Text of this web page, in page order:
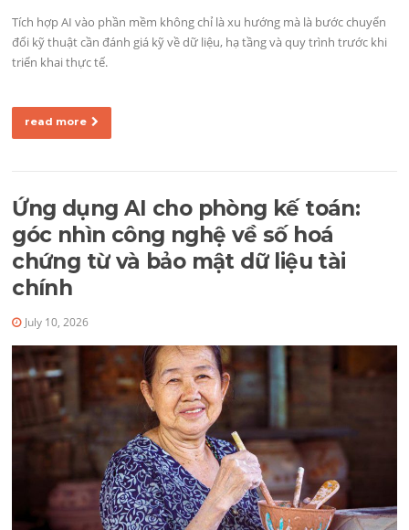
Tích hợp AI vào phần mềm không chỉ là xu hướng mà là bước chuyển
đổi kỹ thuật cần đánh giá kỹ về dữ liệu, hạ tầng và quy trình trước khi
triển khai thực tế.
read more
Ứng dụng AI cho phòng kế toán:
góc nhìn công nghệ về số hoá
chứng từ và bảo mật dữ liệu tài
chính
July 10, 2026